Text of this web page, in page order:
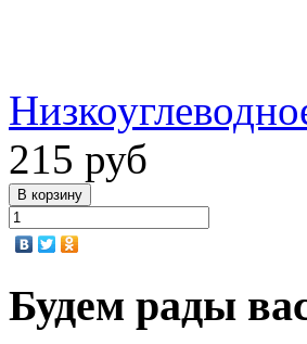
215 руб
Будем рады